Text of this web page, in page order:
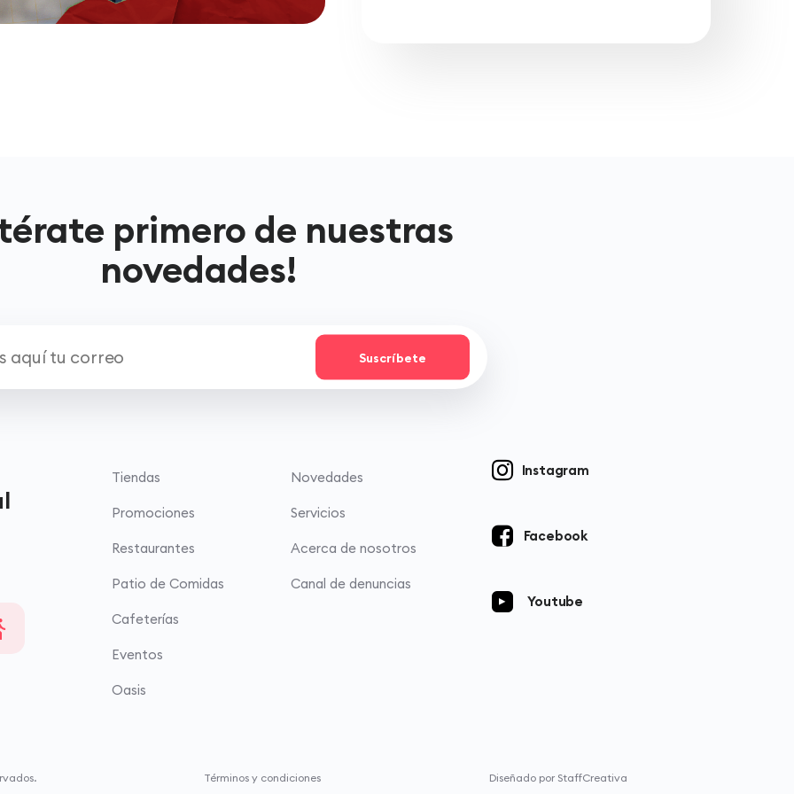
primero de nuestras
novedades!
Suscríbete
Tiendas
Promociones
Restaurantes
Patio de Comidas
Cafeterías
Eventos
Oasis
Novedades
Servicios
Acerca de nosotros
Canal de denuncias
Instagram
Facebook
Youtube
Términos y condiciones Diseñado por StaffCreativa